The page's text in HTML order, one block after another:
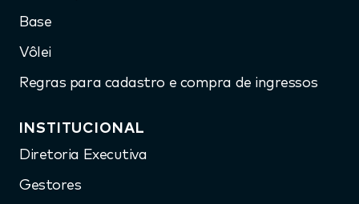
Base
Vôlei
Regras para cadastro e compra de ingressos
INSTITUCIONAL
Diretoria Executiva
Gestores